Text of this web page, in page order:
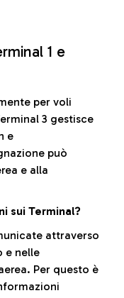
1 e
per voli
3 gestisce
e
può
e alla
sui Terminal?
attraverso
e nelle
Per questo è